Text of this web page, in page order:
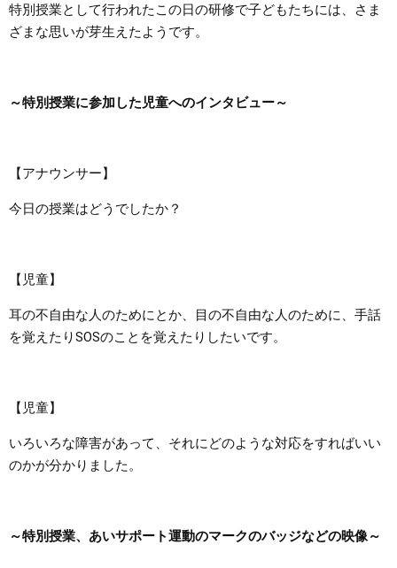
特別授業として行われたこの日の研修で子どもたちには、さま
ざまな思いが芽生えたようです。
～特別授業に参加した児童へのインタビュー～
【アナウンサー】
今日の授業はどうでしたか？
【児童】
耳の不自由な人のためにとか、目の不自由な人のために、手話
を覚えたりSOSのことを覚えたりしたいです。
【児童】
いろいろな障害があって、それにどのような対応をすればいい
のかが分かりました。
～特別授業、あいサポート運動のマークのバッジなどの映像～